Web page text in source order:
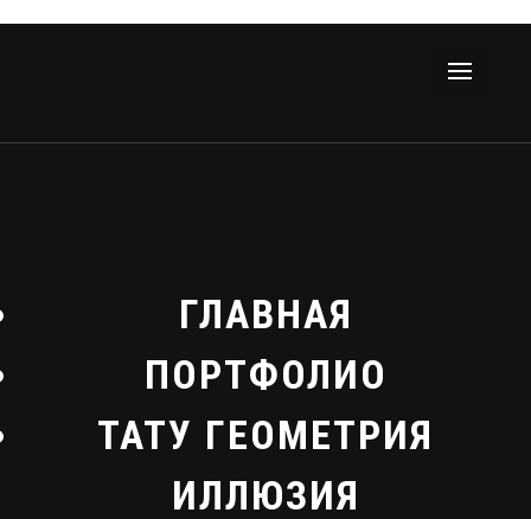
ГЛАВНАЯ
ПОРТФОЛИО
ТАТУ ГЕОМЕТРИЯ
ИЛЛЮЗИЯ